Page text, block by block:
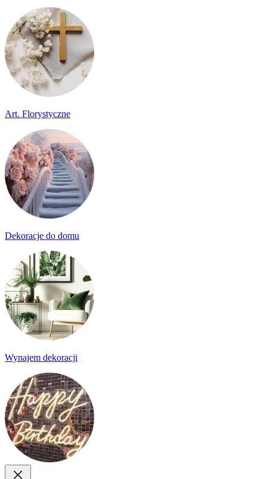
Art. Florystyczne
Dekoracje do domu
Wynajem dekoracji